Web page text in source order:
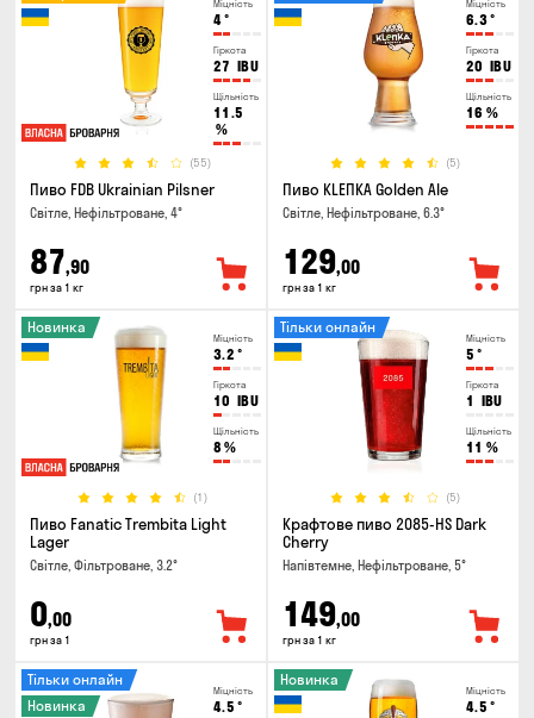
Міцність
4°
Гіркота
27 IBU
Щільність
11.5
%
(55)
Пиво FDB Ukrainian Pilsner
Світле, Нефільтроване, 4°
87,90
грн за 1 кг
Міцність
6.3°
Гіркота
20 IBU
Щільність
16 %
(5)
Пиво KLEПКА Golden Ale
Світле, Нефільтроване, 6.3°
129,00
грн за 1 кг
Міцність
3.2 °
Гіркота
10 IBU
Щільність
8 %
(1)
Новинка
Пиво Fanatic Trembita Light
Lager
Світле, Фільтроване, 3.2°
0,00
грн за 1
Міцність
5 °
Гіркота
1 IBU
Щільність
11 %
(5)
Тільки онлайн
Крафтове пиво 2085-HS Dark
Cherry
Напівтемне, Нефільтроване, 5°
149,00
грн за 1 кг
Міцність
4.5 °
Тільки онлайн
Новинка
Міцність
4.5 °
Новинка